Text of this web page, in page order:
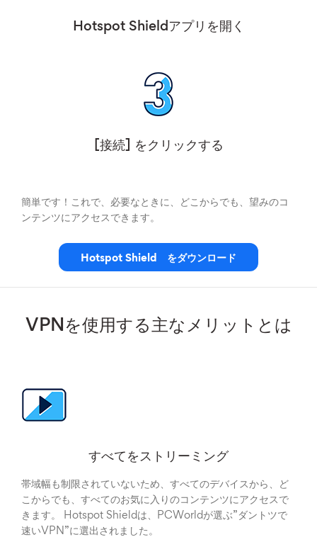
Hotspot Shieldアプリを開く
[接続] をクリックする
簡単です！これで、必要なときに、どこからでも、望みのコ
ンテンツにアクセスできます。
Hotspot Shield をダウンロード
VPNを使用する主なメリットとは
すべてをストリーミング
帯域幅も制限されていないため、すべてのデバイスから、ど
こからでも、すべてのお気に入りのコンテンツにアクセスで
きます。 Hotspot Shieldは、PCWorldが選ぶ”ダントツで
速いVPN”に選出されました。